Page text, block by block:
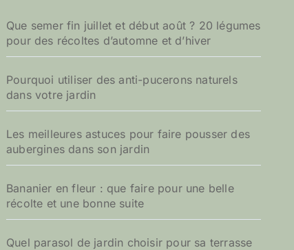
e
r
Que semer fin juillet et début août ? 20 légumes
pour des récoltes d’automne et d’hiver
Pourquoi utiliser des anti-pucerons naturels
dans votre jardin
Les meilleures astuces pour faire pousser des
aubergines dans son jardin
Bananier en fleur : que faire pour une belle
récolte et une bonne suite
Quel parasol de jardin choisir pour sa terrasse